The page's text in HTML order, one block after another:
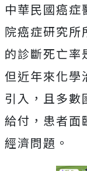
中華民國癌症
院癌症研究所
的診斷死亡率
但近年來化學
引入，且多數
給付，患者面
經濟問題。